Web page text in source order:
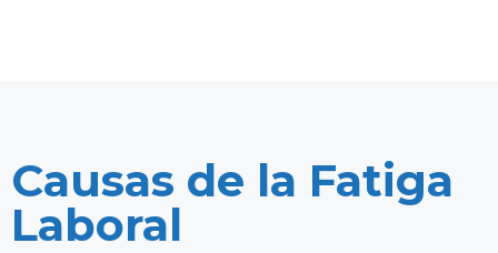
Causas de la Fatiga
Laboral